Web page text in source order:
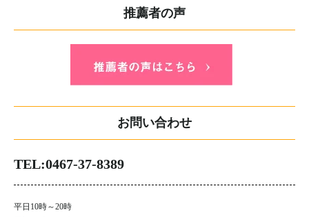
推薦者の声
お問い合わせ
TEL:0467-37-8389
平日10時～20時